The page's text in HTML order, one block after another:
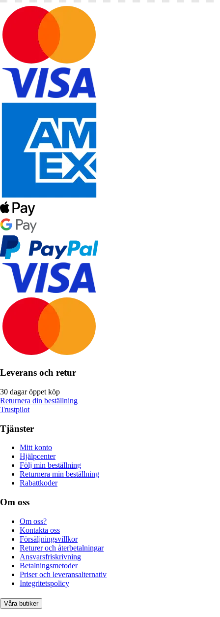
Leverans och retur
30 dagar öppet köp
Returnera din beställning
Trustpilot
Tjänster
Mitt konto
Hjälpcenter
Följ min beställning
Returnera min beställning
Rabattkoder
Om oss
Om oss?
Kontakta oss
Försäljningsvillkor
Returer och återbetalningar
Ansvarsfriskrivning
Betalningsmetoder
Priser och leveransalternativ
Integritetspolicy
Våra butiker